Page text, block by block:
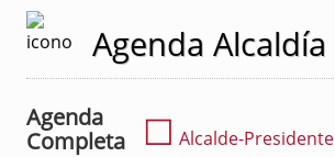
Agenda Alcaldía
Agenda
Completa
☐ Alcalde-Presidente